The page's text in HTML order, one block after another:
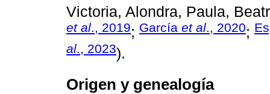
Victoria, Alondra, Paula,
et al., 2019; García et al., 2020;
al ., 2023).
Origen y genealogía